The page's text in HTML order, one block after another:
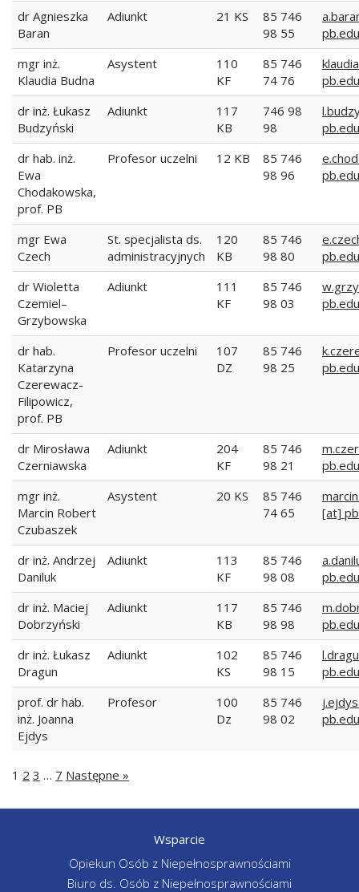
dr Agnieszka
Baran
Adiunkt 21 KS
85 746
98 55
mgr inż.
Klaudia Budna
Asystent
110
KF
85 746
74 76
dr inż. Łukasz
Budzyński
Adiunkt
117
KB
746 98
98
dr hab. inż.
Ewa
Chodakowska,
prof. PB
Profesor uczelni 12 KB
85 746
98 96
mgr Ewa
Czech
St. specjalista ds.
administracyjnych
120
KB
85 746
98 80
dr Wioletta
Czemiel–
Grzybowska
Adiunkt
111
KF
85 746
98 03
dr hab.
Katarzyna
Czerewacz-
Filipowicz,
prof. PB
Profesor uczelni
107
DZ
85 746
98 25
dr Mirosława
Czerniawska
Adiunkt
204
KF
85 746
98 21
mgr inż.
Marcin Robert
Czubaszek
Asystent 20 KS
85 746
74 65
[at]
dr inż. Andrzej
Daniluk
Adiunkt
113
KF
85 746
98 08
dr inż. Maciej
Dobrzyński
Adiunkt
117
KB
85 746
98 98
dr inż. Łukasz
Dragun
Adiunkt
102
KS
85 746
98 15
prof. dr hab.
inż. Joanna
Ejdys
Profesor
100
Dz
85 746
98 02
1 2 3 … 7 Następne »
Wsparcie
Opiekun Osób z Niepełnosprawnościami
Biuro ds. Osób z Niepełnosprawnościami